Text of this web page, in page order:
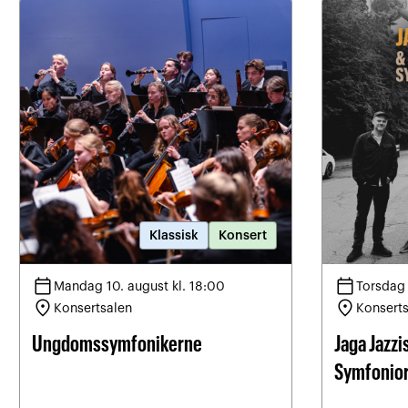
Klassisk Konsert
calendar_today Mandag 10. august kl. 18:00
location_on Konsertsalen
Ungdomssymfonikerne
calendar_today
location_on
Jaga